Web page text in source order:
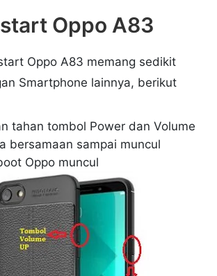
Oppo A83
Oppo A83 memang sedikit
Smartphone lainnya, berikut
tahan tombol Power dan Volume
bersamaan sampai muncul
Oppo muncul